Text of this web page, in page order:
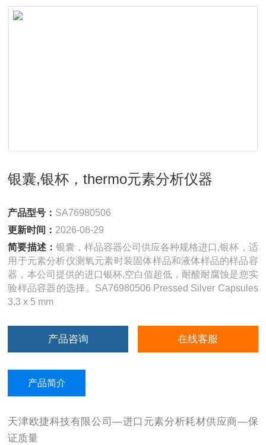
银囊,银杯，thermo元素分析仪器
产品型号： SA76980506
更新时间： 2026-06-29
简要描述： 银囊，样品容器公司供应各种规格进口,银杯，适
用于元素分析仪测氧元素时装固体样品和液体样品的样品容
器，本公司提供的进口银杯,空白值超低，耐酸耐腐蚀是您实
验样品容器的选择。SA76980506 Pressed Silver Capsules
3.3 x 5 mm
产品咨询 在线客服
产品简介
天津欧捷科技有限公司—进口元素分析耗材供应商—保
证质量